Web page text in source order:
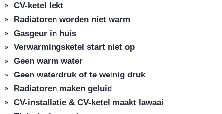
CV-ketel lekt
Radiatoren worden niet warm
Gasgeur in huis
Verwarmingsketel start niet op
Geen warm water
Geen waterdruk of te weinig druk
Radiatoren maken geluid
CV-installatie & CV-ketel maakt lawaai